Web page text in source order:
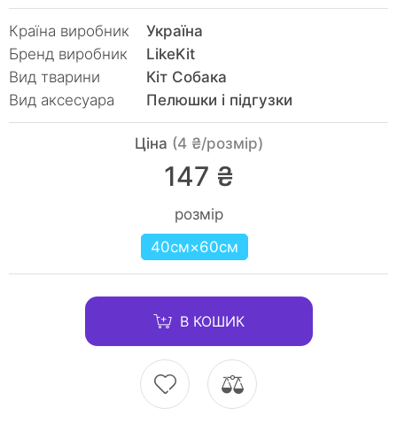
Країна виробник
Україна
Бренд виробник
LikeKit
Вид тварини
Кiт Собака
Вид аксесуара
Пелюшки і підгузки
Ціна (4 ₴/розмір)
147 ₴
розмір
40см×60см
В КОШИК